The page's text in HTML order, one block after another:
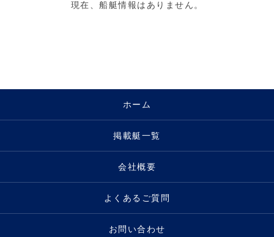
現在、船艇情報はありません。
ホーム
掲載艇一覧
会社概要
よくあるご質問
お問い合わせ